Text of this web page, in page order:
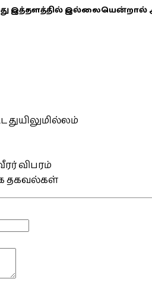
இத்தளத்தில் இல்லையென்றால்
துயிலுமில்லம்
விபரம்
தகவல்கள்